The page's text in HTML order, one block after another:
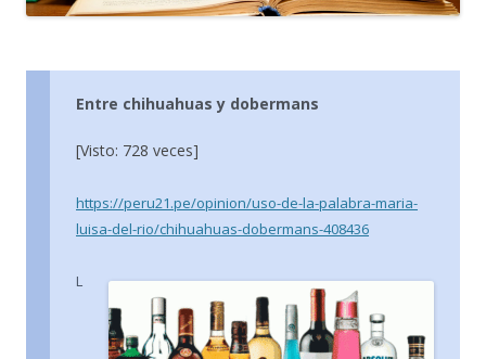
Entre chihuahuas y dobermans
[Visto: 728 veces]
https://peru21.pe/opinion/uso-de-la-palabra-maria-
luisa-del-rio/chihuahuas-dobermans-408436
L